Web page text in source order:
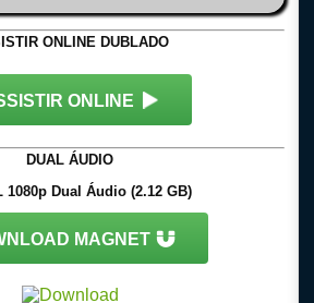
ONLINE DUBLADO
ONLINE
DUAL ÁUDIO
1080p Dual Áudio (2.12 GB)
MAGNET